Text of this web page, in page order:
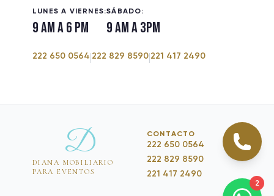
LUNES A VIERNES:
9 am a 6 pm
SÁBADO:
9 am a 3pm
222 650 0564|222 829 8590|221 417 2490
D
DIANA MOBILIARIO
PARA EVENTOS
CONTACTO
222 650 0564
222 829 8590
221 417 2490
2